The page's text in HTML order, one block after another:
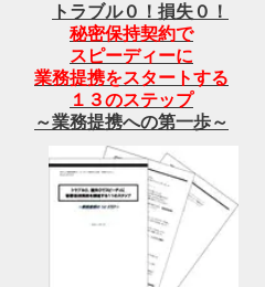
トラブル０！損失０！
秘密保持契約で
スピーディーに
業務提携をスタートする
１３のステップ
～業務提携への第一歩～